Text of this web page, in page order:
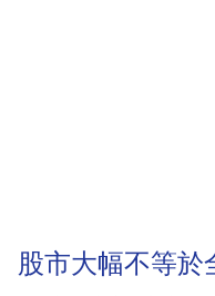
股市大幅不等於